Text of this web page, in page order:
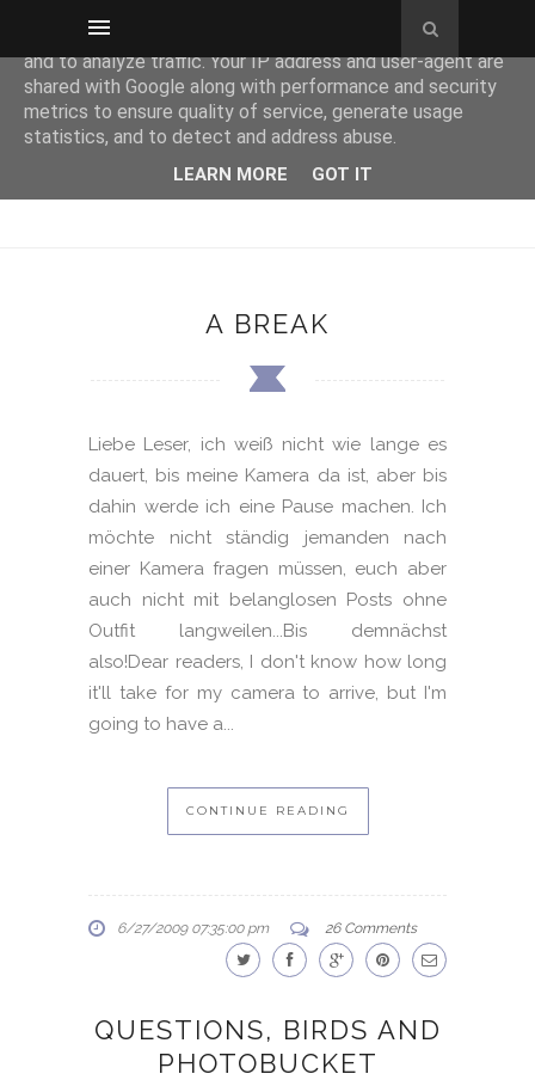
A BREAK
Liebe Leser, ich weiß nicht wie lange es
dauert, bis meine Kamera da ist, aber bis
dahin werde ich eine Pause machen. Ich
möchte nicht ständig jemanden nach
einer Kamera fragen müssen, euch aber
auch nicht mit belanglosen Posts ohne
Outfit langweilen...Bis demnächst
also!Dear readers, I don't know how long
it'll take for my camera to arrive, but I'm
going to have a...
CONTINUE READING
6/27/2009 07:35:00 pm 26 Comments
QUESTIONS, BIRDS AND
PHOTOBUCKET
This site uses cookies from Google to deliver its services
and to analyze traffic. Your IP address and user-agent are
shared with Google along with performance and security
metrics to ensure quality of service, generate usage
statistics, and to detect and address abuse.
LEARN MORE GOT IT